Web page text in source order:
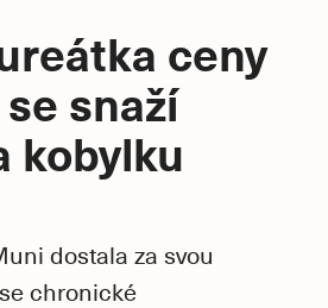
ceny
snaží
kobylku
dostala za svou
chronické